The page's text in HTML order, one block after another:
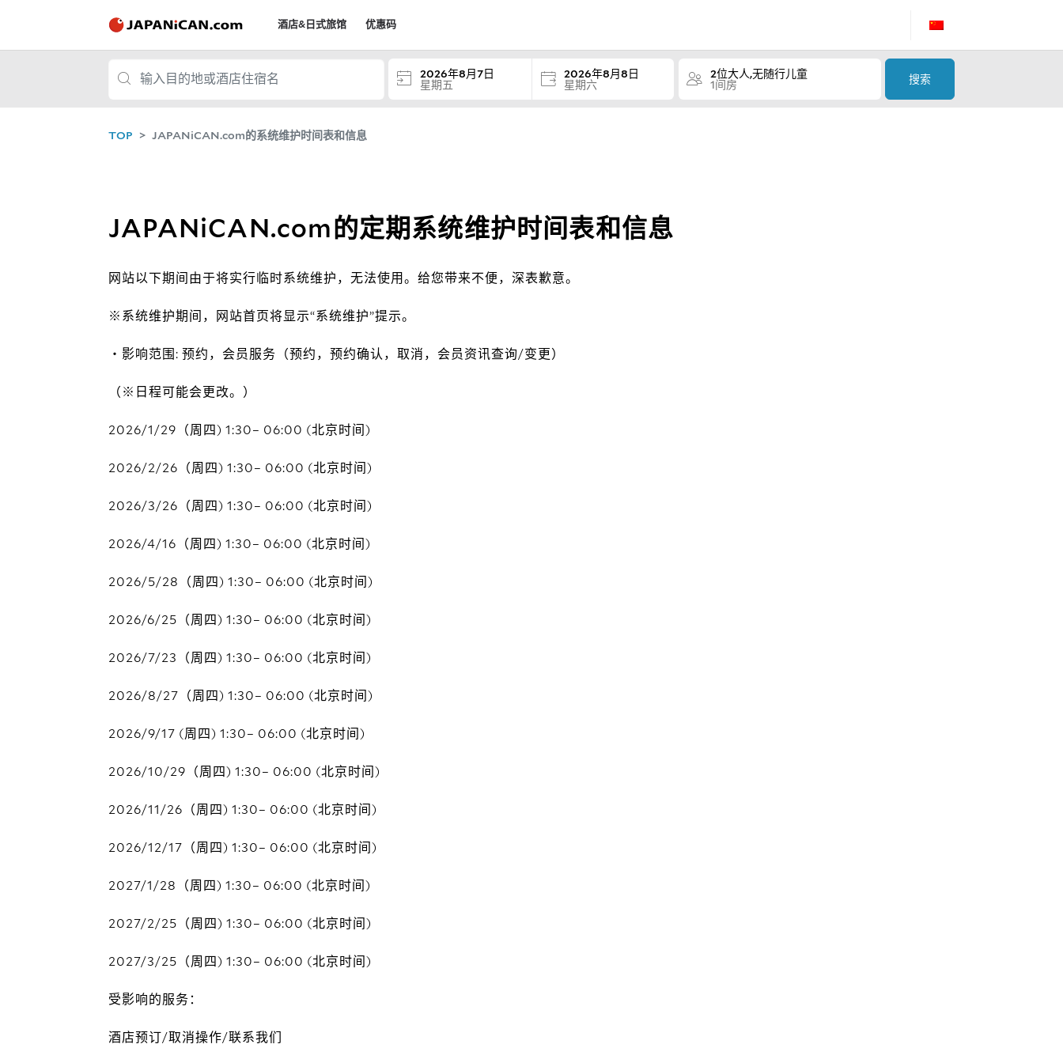
酒店&日式旅馆 优惠码
2026年8月7日
星期五
2026年8月8日
星期六
2位大人,无随行儿童
1间房
搜索
TOP JAPANiCAN.com的系统维护时间表和信息
JAPANiCAN.com的定期系统维护时间表和信息
网站以下期间由于将实行临时系统维护，无法使用。给您带来不便，深表歉意。
※系统维护期间，网站首页将显示“系统维护”提示。
・影响范围: 预约，会员服务（预约，预约确认，取消，会员资讯查询/变更）
（※日程可能会更改。）
2026/1/29（周四) 1:30– 06:00 (北京时间)
2026/2/26（周四) 1:30– 06:00 (北京时间)
2026/3/26（周四) 1:30– 06:00 (北京时间)
2026/4/16（周四) 1:30– 06:00 (北京时间)
2026/5/28（周四) 1:30– 06:00 (北京时间)
2026/6/25（周四) 1:30– 06:00 (北京时间)
2026/7/23（周四) 1:30– 06:00 (北京时间)
2026/8/27（周四) 1:30– 06:00 (北京时间)
2026/9/17 (周四) 1:30– 06:00 (北京时间)
2026/10/29（周四) 1:30– 06:00 (北京时间)
2026/11/26（周四) 1:30– 06:00 (北京时间)
2026/12/17（周四) 1:30– 06:00 (北京时间)
2027/1/28（周四) 1:30– 06:00 (北京时间)
2027/2/25（周四) 1:30– 06:00 (北京时间)
2027/3/25（周四) 1:30– 06:00 (北京时间)
受影响的服务：
酒店预订/取消操作/联系我们